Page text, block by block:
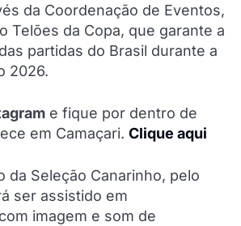
da Coordenação de Eventos,
Telões da Copa, que garante a
partidas do Brasil durante a
2026.
e fique por dentro de
em Camaçari. Clique aqui
da Seleção Canarinho, pelo
ser assistido em
imagem e som de